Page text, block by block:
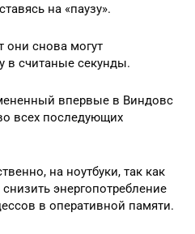
на «паузу».
снова могут
в считаные секунды.
впервые в Виндовс
всех последующих
на ноутбуки, так как
энергопотребление
в оперативной памяти.